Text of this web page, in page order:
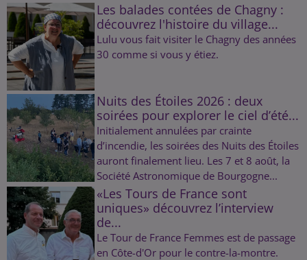
Les balades contées de Chagny :
découvrez l'histoire du village...
Lulu vous fait visiter le Chagny des années
30 comme si vous y étiez.
Nuits des Étoiles 2026 : deux
soirées pour explorer le ciel d’été...
Initialement annulées par crainte
d’incendie, les soirées des Nuits des Étoiles
auront finalement lieu. Les 7 et 8 août, la
Société Astronomique de Bourgogne...
«Les Tours de France sont
uniques» découvrez l’interview
de...
Le Tour de France Femmes est de passage
en Côte-d'Or pour le contre-la-montre.